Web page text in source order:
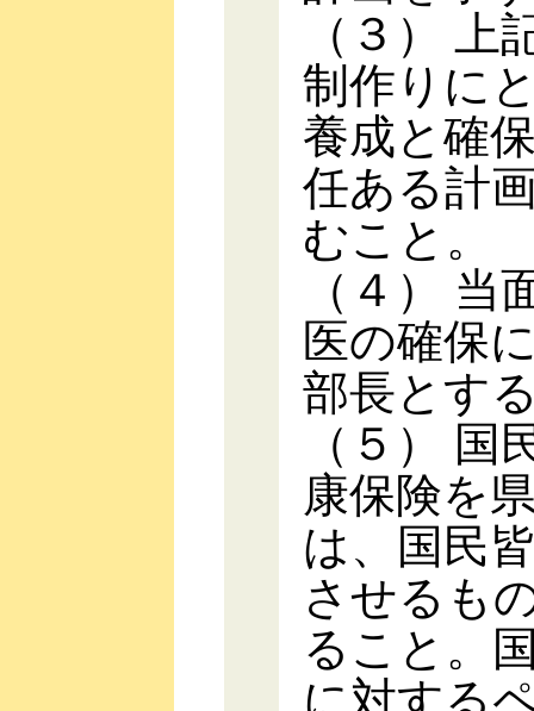
（３） 上
制作りに
養成と確
任ある計
むこと。
（４） 当
医の確保
部長とす
（５） 国
康保険を
は、国民
させるも
ること。
に対する